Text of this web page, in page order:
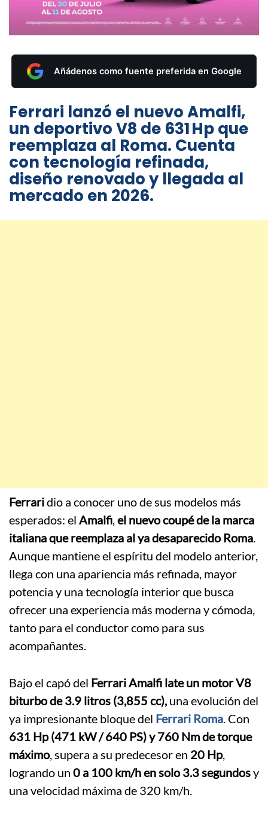
Añádenos como fuente preferida en Google
Ferrari lanzó el nuevoAmalfi,
un deportivo V8 de 631 Hp que
reemplaza al Roma. Cuenta
con tecnología refinada,
diseño renovado y llegada al
mercado en 2026.
Ferraridio a conocer uno de sus modelos más
esperados: el Amalfi,el nuevo coupé de la marca
italiana que reemplaza al ya desaparecido Roma.
Aunque mantiene el espíritu del modelo anterior,
llega con una apariencia más refinada, mayor
potencia y una tecnología interior que busca
ofrecer una experiencia más moderna y cómoda,
tanto para el conductor como para sus
acompañantes.
Bajo el capó del Ferrari Amalfi late un motor V8
biturbo de 3.9 litros (3,855 cc),una evolución del
ya impresionante bloque del Ferrari Roma. Con
631 Hp (471 kW / 640 PS) y 760 Nm de torque
máximo, supera a su predecesor en 20 Hp,
logrando un 0 a 100 km/h en solo 3.3 segundosy
una velocidad máxima de 320 km/h.